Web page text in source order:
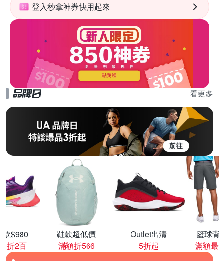
登入秒拿神券快用起來
看更多
款$980
折2百
鞋款超低價
滿額折566
Outlet出清
5折起
籃球
滿額